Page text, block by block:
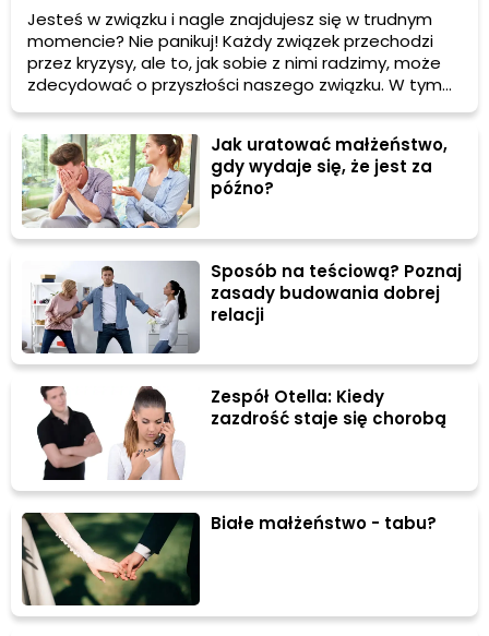
Jesteś w związku i nagle znajdujesz się w trudnym
momencie? Nie panikuj! Każdy związek przechodzi
przez kryzysy, ale to, jak sobie z nimi radzimy, może
zdecydować o przyszłości naszego związku. W tym
artykule podzielimy się z Tobą kilkoma poradami,
które pomogą Ci przetrwać kryzys w związku i
odnowić więź między Tobą i Twoim partnerem.
Jak uratować małżeństwo,
gdy wydaje się, że jest za
późno?
Sposób na teściową? Poznaj
zasady budowania dobrej
relacji
Zespół Otella: Kiedy
zazdrość staje się chorobą
Białe małżeństwo - tabu?